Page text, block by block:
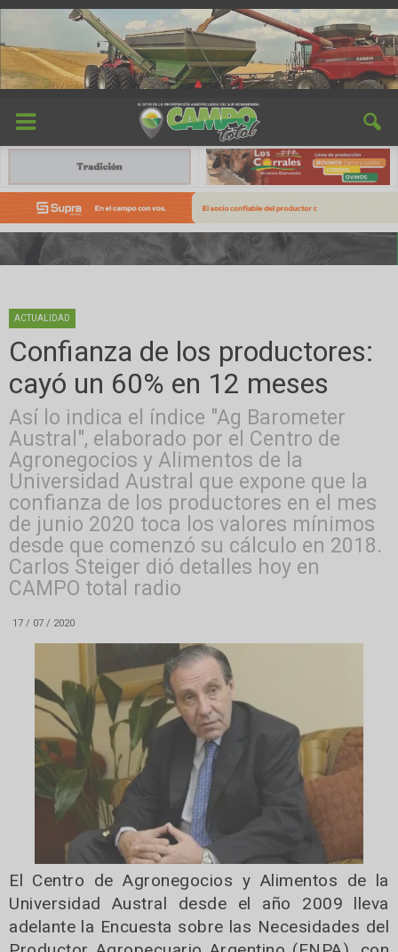
ACTUALIDAD
Confianza de los productores:
cayó un 60% en 12 meses
Así lo indica el índice "Ag Barometer
Austral", elaborado por el Centro de
Agronegocios y Alimentos de la
Universidad Austral que expone que la
confianza de los productores en el mes
de junio 2020 toca los valores mínimos
desde que comenzó su cálculo en 2018.
Carlos Steiger dió detalles hoy en
CAMPO total radio
17 / 07 / 2020
El Centro de Agronegocios y Alimentos de la
Universidad Austral desde el año 2009 lleva
adelante la Encuesta sobre las Necesidades del